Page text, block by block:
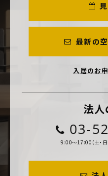
最新の
入居のお
法
03-
9:00～17:00（土・日